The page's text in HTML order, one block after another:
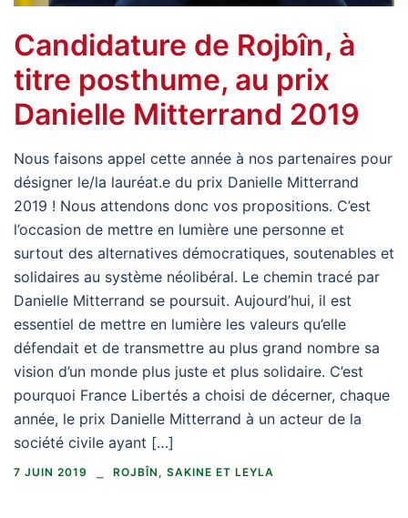
Candidature de Rojbîn, à
titre posthume, au prix
Danielle Mitterrand 2019
Nous faisons appel cette année à nos partenaires pour
désigner le/la lauréat.e du prix Danielle Mitterrand
2019 ! Nous attendons donc vos propositions. C’est
l’occasion de mettre en lumière une personne et
surtout des alternatives démocratiques, soutenables et
solidaires au système néolibéral. Le chemin tracé par
Danielle Mitterrand se poursuit. Aujourd’hui, il est
essentiel de mettre en lumière les valeurs qu’elle
défendait et de transmettre au plus grand nombre sa
vision d’un monde plus juste et plus solidaire. C’est
pourquoi France Libertés a choisi de décerner, chaque
année, le prix Danielle Mitterrand à un acteur de la
société civile ayant […]
7 JUIN 2019 ROJBÎN, SAKINE ET LEYLA